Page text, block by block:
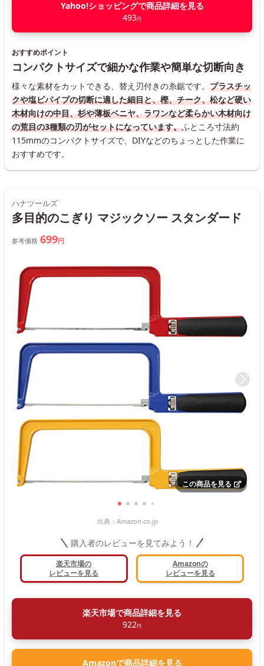
Yahoo!ショッピングで商品詳細を見る
493円
おすすめポイント
コンパクトサイズで細かな作業や簡単な切断向き
様々な素材をカットできる、替え刃付きの糸鋸です。 プラスチッ
クや塩ビパイプの切断に適した細目と、樫、チーク、松など硬い
木材向けの中目、杉や薄板ベニヤ、ラワンなど柔らかい木材向け
の荒目の3種類の刃がセットになっています。ふところ寸法約
115mmのコンパクトサイズで、DIYなどのちょっとした作業に
おすすめです。
ハナツールズ
多目的のこぎり マジックソー スタンダード
参考価格 699円
この商品を見る
出典： Amazon.co.jp
購入者のレビューを見てみよう！
楽天市場の
レビューを見る
Amazonの
レビューを見る
楽天市場で商品詳細を見る
922円
Amazonで商品詳細を見る